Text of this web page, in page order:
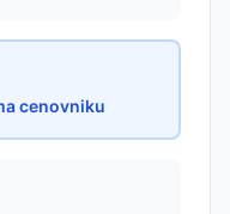
cenovniku